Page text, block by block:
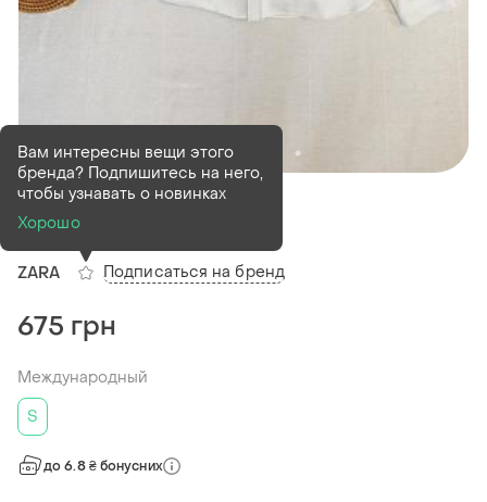
В наличии 1 шт
Сорочка zara
ZARA
Вам интересны вещи этого
бренда? Подпишитесь на него,
чтобы узнавать о новинках
Хорошо
Подписаться на бренд
675 грн
Международный
S
до 6.8 ₴ бонусних